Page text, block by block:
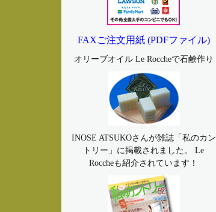
FAXご注文用紙 (PDFファイル)
オリーブオイル Le Roccheで石鹸作り
INOSE ATSUKOさんが雑誌「私のカン
トリー」に掲載されました。 Le
Roccheも紹介されています！